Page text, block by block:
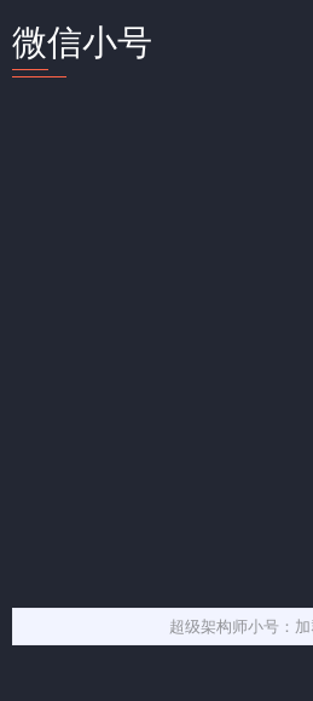
微信小号
超级架构师小号：